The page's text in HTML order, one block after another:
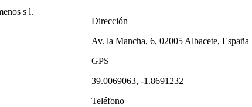
Dirección
Av. la Mancha, 6, 02005 Albacete, España
GPS
39.0069063, -1.8691232
Teléfono